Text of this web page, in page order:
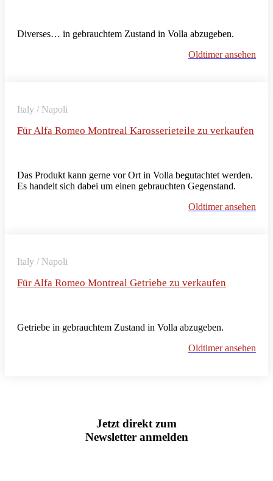
Diverses… in gebrauchtem Zustand in Volla abzugeben.
Oldtimer ansehen
Italy / Napoli
Für Alfa Romeo Montreal Karosserieteile zu verkaufen
Das Produkt kann gerne vor Ort in Volla begutachtet werden.
Es handelt sich dabei um einen gebrauchten Gegenstand.
Oldtimer ansehen
Italy / Napoli
Für Alfa Romeo Montreal Getriebe zu verkaufen
Getriebe in gebrauchtem Zustand in Volla abzugeben.
Oldtimer ansehen
Jetzt direkt zum
Newsletter anmelden